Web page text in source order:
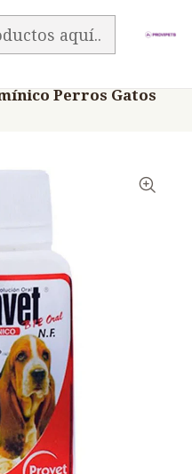
TODA LA TIENDA
Perros Gatos